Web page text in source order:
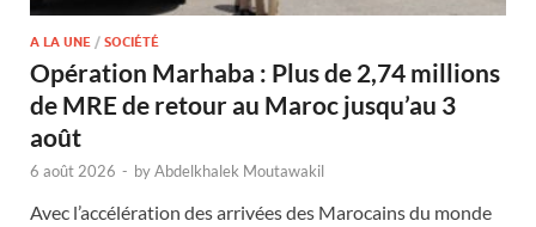
A LA UNE / SOCIÉTÉ
Opération Marhaba : Plus de 2,74 millions
de MRE de retour au Maroc jusqu’au 3
août
6 août 2026 - byAbdelkhalek Moutawakil
Avec l’accélération des arrivées des Marocains du monde